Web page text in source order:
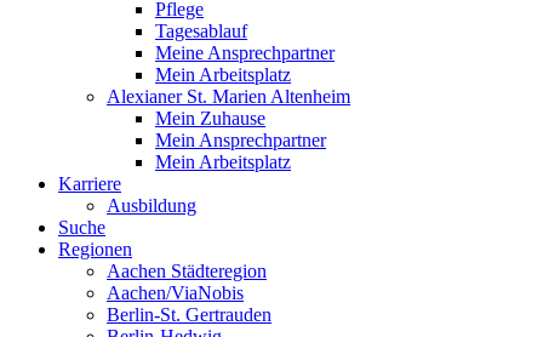
Pflege
Tagesablauf
Meine Ansprechpartner
Mein Arbeitsplatz
Alexianer St. Marien Altenheim
Mein Zuhause
Mein Ansprechpartner
Mein Arbeitsplatz
Karriere
Ausbildung
Suche
Regionen
Aachen Städteregion
Aachen/ViaNobis
Berlin-St. Gertrauden